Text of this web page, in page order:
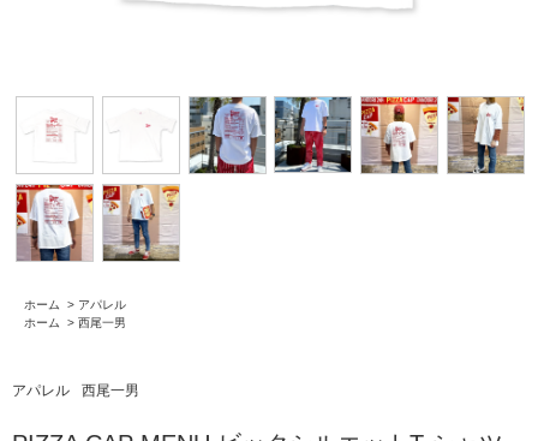
ホーム > アパレル
ホーム
> 西尾一男
アパレル 西尾一男